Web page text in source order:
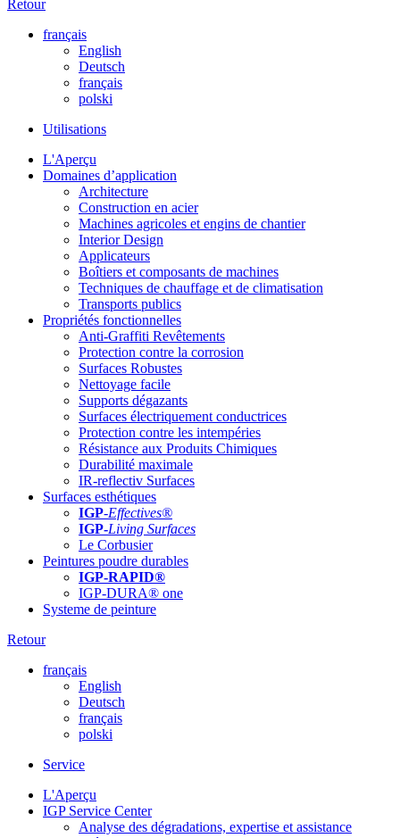
Retour
français
English
Deutsch
français
polski
Utilisations
L'Aperçu
Domaines d’application
Architecture
Construction en acier
Machines agricoles et engins de chantier
Interior Design
Applicateurs
Boîtiers et composants de machines
Techniques de chauffage et de climatisation
Transports publics
Propriétés fonctionnelles
Anti-Graffiti Revêtements
Protection contre la corrosion
Surfaces Robustes
Nettoyage facile
Supports dégazants
Surfaces électriquement conductrices
Protection contre les intempéries
Résistance aux Produits Chimiques
Durabilité maximale
IR-reflectiv Surfaces
Surfaces esthétiques
IGP-Effectives®
IGP-Living Surfaces
Le Corbusier
Peintures poudre durables
IGP-RAPID®
IGP-DURA® one
Systeme de peinture
Retour
français
English
Deutsch
français
polski
Service
L'Aperçu
IGP Service Center
Analyse des dégradations, expertise et assistance